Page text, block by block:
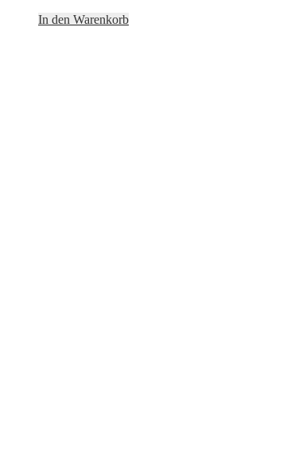
In den Warenkorb